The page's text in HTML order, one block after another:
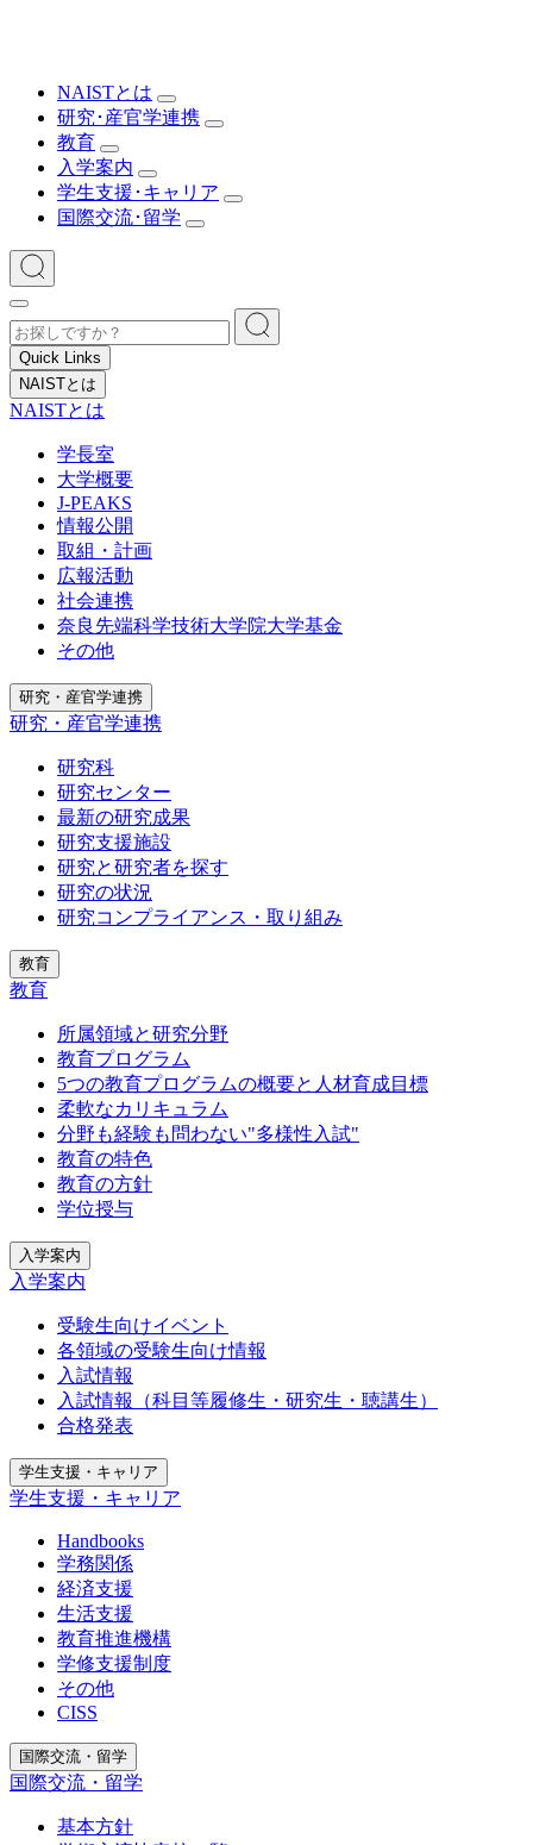
NAISTとは
研究･産官学連携
教育
入学案内
学生支援･キャリア
国際交流･留学
Quick Links
NAISTとは
NAISTとは
学長室
大学概要
J-PEAKS
情報公開
取組・計画
広報活動
社会連携
奈良先端科学技術大学院大学基金
その他
研究・産官学連携
研究・産官学連携
研究科
研究センター
最新の研究成果
研究支援施設
研究と研究者を探す
研究の状況
研究コンプライアンス・取り組み
教育
教育
所属領域と研究分野
教育プログラム
5つの教育プログラムの概要と人材育成目標
柔軟なカリキュラム
分野も経験も問わない"多様性入試"
教育の特色
教育の方針
学位授与
入学案内
入学案内
受験生向けイベント
各領域の受験生向け情報
入試情報
入試情報（科目等履修生・研究生・聴講生）
合格発表
学生支援・キャリア
学生支援・キャリア
Handbooks
学務関係
経済支援
生活支援
教育推進機構
学修支援制度
その他
CISS
国際交流・留学
国際交流・留学
基本方針